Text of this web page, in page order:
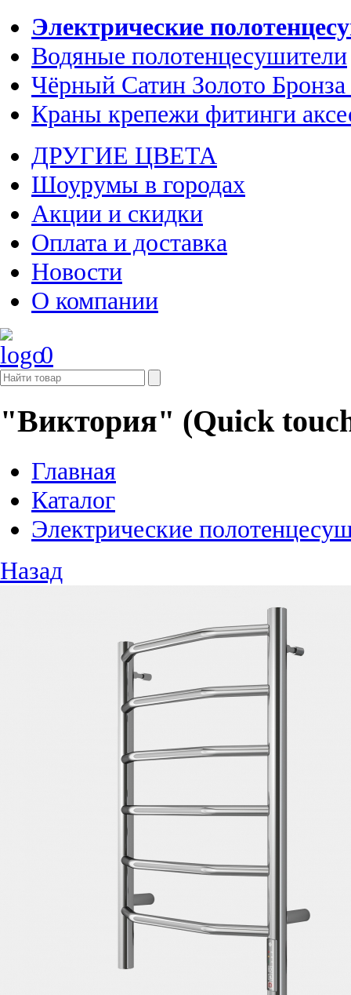
Электрические
Водяные полотенцесушители
Чёрный Сатин Золото
Краны крепежи фитинги
ДРУГИЕ ЦВЕТА
Шоурумы в городах
Акции и скидки
Оплата и доставка
Новости
О компании
0
"Виктория" (Quick
Главная
Каталог
Электрические
Назад